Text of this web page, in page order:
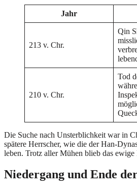
Jahr
213 v. Chr.
Qin
210 v. Chr.
Tod
Die Suche nach Unsterblichkeit war in
spätere Herrscher, wie die der Han-
leben. Trotz aller Mühen blieb das ewige
Niedergang und Ende